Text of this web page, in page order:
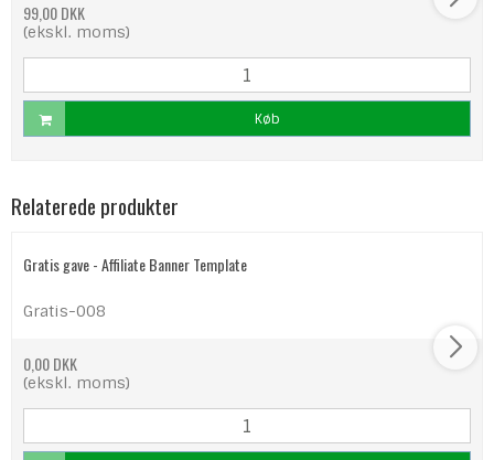
99,00 DKK
(ekskl. moms)
Køb
Relaterede produkter
Gratis gave - Affiliate Banner Template
Gratis-008
0,00 DKK
(ekskl. moms)